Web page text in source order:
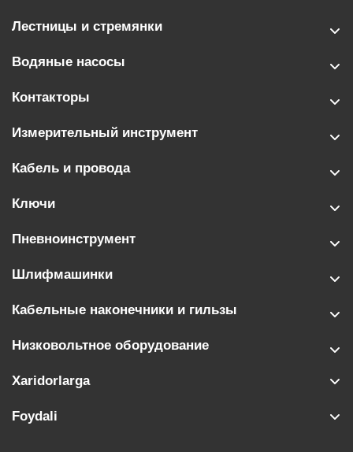
Лестницы и стремянки
Водяные насосы
Контакторы
Измерительный инструмент
Кабель и провода
Ключи
Пневноинструмент
Шлифмашинки
Кабельные наконечники и гильзы
Низковольтное оборудование
Xaridorlarga
Foydali